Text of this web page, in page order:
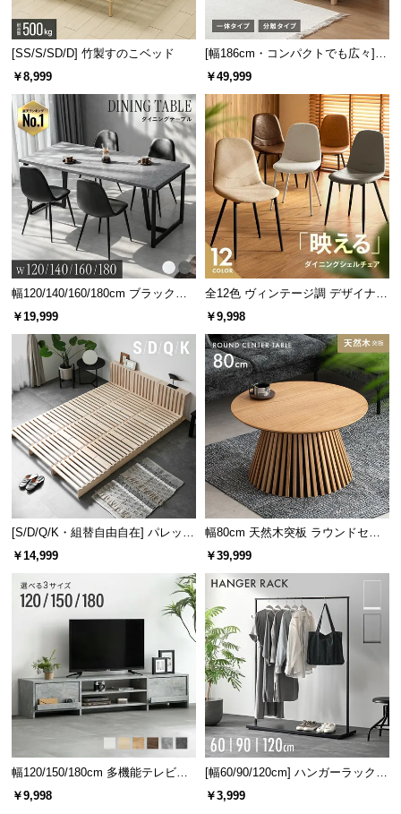
[SS/S/SD/D] 竹製すのこベッド
￥8,999
[幅186cm・コンパクトでも広々] 3
人掛けソファベッド リクライニン
￥49,999
幅120/140/160/180cm ブラックフ
レーム ダイニング 大理石調 4人掛
￥19,999
全12色 ヴィンテージ調 デザイナー
ズシェルチェア
￥9,998
[S/D/Q/K・組替自由自在] パレット
ベッド 8/12/16枚セット
￥14,999
幅80cm 天然木突板 ラウンドセン
ターテーブル 美しい格子デザイン
￥39,999
幅120/150/180cm 多機能テレビボ
ード 木目/石目調 オープン収納・
引き出し収納付き
￥9,998
[幅60/90/120cm] ハンガーラック
スチール 4段階高さ調節 サイドフ
ック オープンラック シンプル
￥3,999